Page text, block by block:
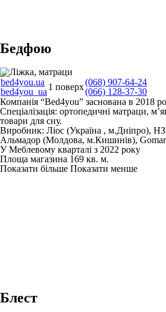
Бедфою
bed4you.ua
bed4you_ua 1 поверх(068) 907-64-24
(066) 128-37-30
Компанія “Bed4you” заснована в 2018
Спеціалізація: ортопедичні матраци,
товари для сну.
Виробник: Ліос (Україна , м.Дніпро),
Альмадор (Молдова, м.Кишинів),
У Меблевому кварталі з 2022 року
Площа магазина 169 кв. м.
Показати більше Показати менше
Блест